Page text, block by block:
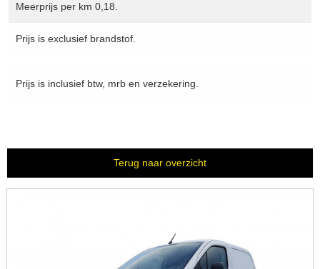
Meerprijs per km 0,18.
Prijs is exclusief brandstof.
Prijs is inclusief btw, mrb en verzekering.
Terug naar overzicht